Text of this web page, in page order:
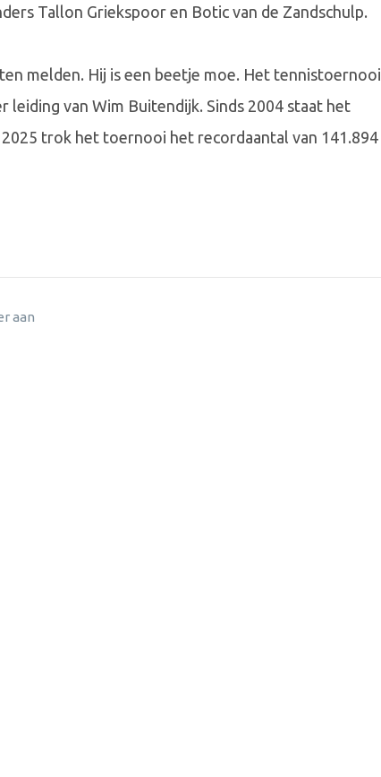
Tallon Griekspoor en Botic van de Zandschulp.
melden. Hij is een beetje moe. Het tennistoernooi
leiding van Wim Buitendijk. Sinds 2004 staat het
trok het toernooi het recordaantal van 141.894
aan